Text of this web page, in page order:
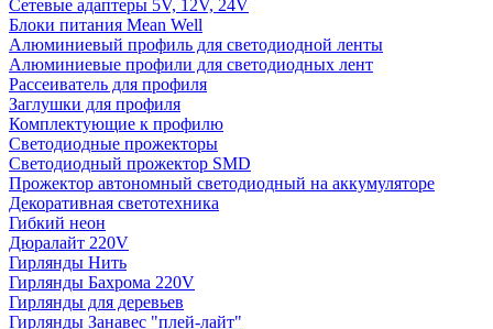
Сетевые адаптеры 5V, 12V, 24V
Блоки питания Mean Well
Алюминиевый профиль для светодиодной ленты
Алюминиевые профили для светодиодных лент
Рассеиватель для профиля
Заглушки для профиля
Комплектующие к профилю
Светодиодные прожекторы
Светодиодный прожектор SMD
Прожектор автономный светодиодный на аккумуляторе
Декоративная светотехника
Гибкий неон
Дюралайт 220V
Гирлянды Нить
Гирлянды Бахрома 220V
Гирлянды для деревьев
Гирлянды Занавес "плей-лайт"